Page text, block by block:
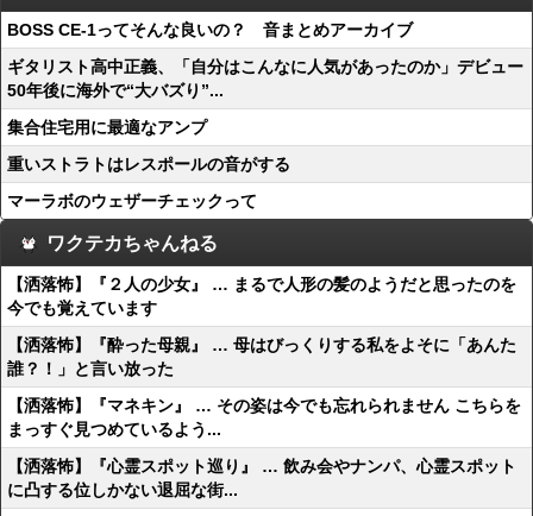
BOSS CE-1ってそんな良いの？ 音まとめアーカイブ
ギタリスト高中正義、「自分はこんなに人気があったのか」デビュー
50年後に海外で“大バズり”...
集合住宅用に最適なアンプ
重いストラトはレスポールの音がする
マーラボのウェザーチェックって
ワクテカちゃんねる
【洒落怖】『２人の少女』 … まるで人形の髪のようだと思ったのを
今でも覚えています
【洒落怖】『酔った母親』 … 母はびっくりする私をよそに「あんた
誰？！」と言い放った
【洒落怖】『マネキン』 … その姿は今でも忘れられません こちらを
まっすぐ見つめているよう...
【洒落怖】『心霊スポット巡り』 … 飲み会やナンパ、心霊スポット
に凸する位しかない退屈な街...